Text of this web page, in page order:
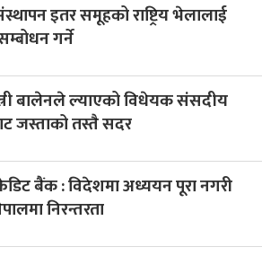
इतर समूहको राष्ट्रिय भेलालाई
गर्ने
बालेनले ल्याएको विधेयक संसदीय
जस्ताको तस्तै सदर
बैंक : विदेशमा अध्ययन पूरा नगरी
निरन्तरता